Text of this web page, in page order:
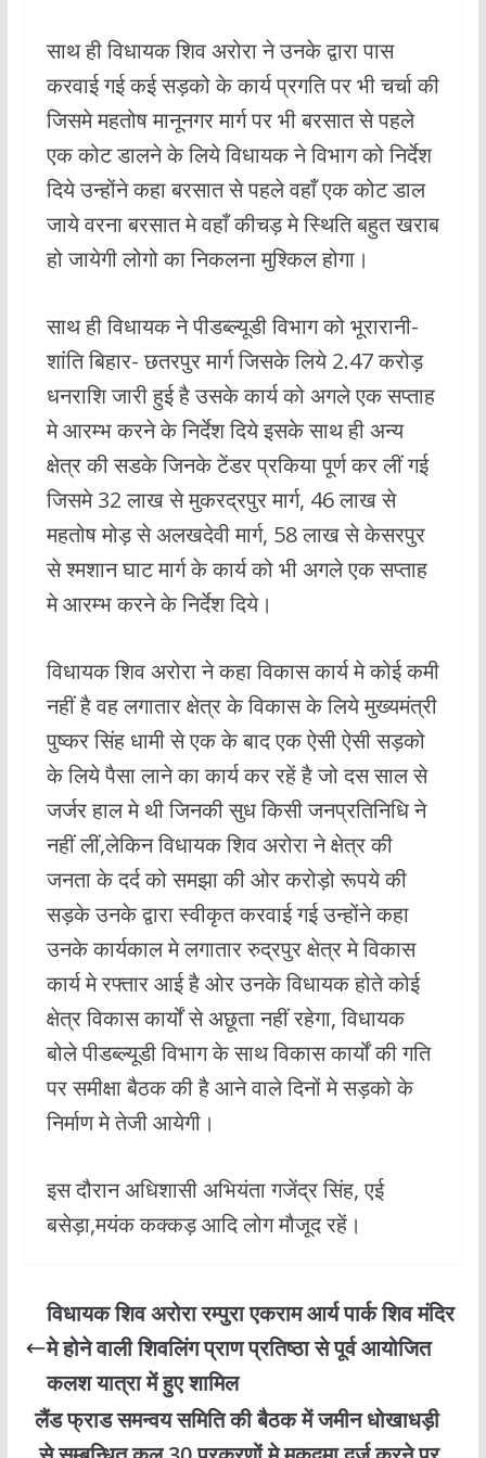
साथ ही विधायक शिव अरोरा ने उनके द्वारा पास
करवाई गई कई सड़को के कार्य प्रगति पर भी चर्चा की
जिसमे महतोष मानूनगर मार्ग पर भी बरसात से पहले
एक कोट डालने के लिये विधायक ने विभाग को निर्देश
दिये उन्होंने कहा बरसात से पहले वहाँ एक कोट डाल
जाये वरना बरसात मे वहाँ कीचड़ मे स्थिति बहुत खराब
हो जायेगी लोगो का निकलना मुश्किल होगा।
साथ ही विधायक ने पीडब्ल्यूडी विभाग को भूरारानी-
शांति बिहार- छतरपुर मार्ग जिसके लिये 2.47 करोड़
धनराशि जारी हुई है उसके कार्य को अगले एक सप्ताह
मे आरम्भ करने के निर्देश दिये इसके साथ ही अन्य
क्षेत्र की सडके जिनके टेंडर प्रकिया पूर्ण कर लीं गई
जिसमे 32 लाख से मुकरद्रपुर मार्ग, 46 लाख से
महतोष मोड़ से अलखदेवी मार्ग, 58 लाख से केसरपुर
से श्मशान घाट मार्ग के कार्य को भी अगले एक सप्ताह
मे आरम्भ करने के निर्देश दिये।
विधायक शिव अरोरा ने कहा विकास कार्य मे कोई कमी
नहीं है वह लगातार क्षेत्र के विकास के लिये मुख्यमंत्री
पुष्कर सिंह धामी से एक के बाद एक ऐसी ऐसी सड़को
के लिये पैसा लाने का कार्य कर रहें है जो दस साल से
जर्जर हाल मे थी जिनकी सुध किसी जनप्रतिनिधि ने
नहीं लीं,लेकिन विधायक शिव अरोरा ने क्षेत्र की
जनता के दर्द को समझा की ओर करोड़ो रूपये की
सड़के उनके द्वारा स्वीकृत करवाई गई उन्होंने कहा
उनके कार्यकाल मे लगातार रुद्रपुर क्षेत्र मे विकास
कार्य मे रफ्तार आई है ओर उनके विधायक होते कोई
क्षेत्र विकास कार्यों से अछूता नहीं रहेगा, विधायक
बोले पीडब्ल्यूडी विभाग के साथ विकास कार्यों की गति
पर समीक्षा बैठक की है आने वाले दिनों मे सड़को के
निर्माण मे तेजी आयेगी।
इस दौरान अधिशासी अभियंता गजेंद्र सिंह, एई
बसेड़ा,मयंक कक्कड़ आदि लोग मौजूद रहें।
विधायक शिव अरोरा रम्पुरा एकराम आर्य पार्क शिव मंदिर
मे होने वाली शिवलिंग प्राण प्रतिष्ठा से पूर्व आयोजित
कलश यात्रा में हुए शामिल
लैंड फ्राड समन्वय समिति की बैठक में जमीन धोखाधड़ी